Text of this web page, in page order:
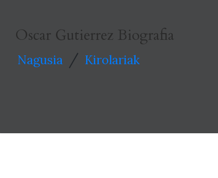
Oscar Gutierrez Biografia
Nagusia / Kirolariak